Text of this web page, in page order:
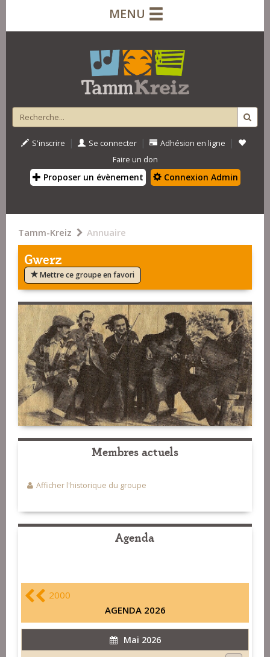
MENU
S'inscrire | Se connecter | Adhésion en ligne |
Faire un don
Proposer un évènement Connexion Admin
Tamm-Kreiz Annuaire
Gwerz
Mettre ce groupe en favori
Membres actuels
Afficher l'historique du groupe
Agenda
2000
AGENDA 2026
Mai 2026